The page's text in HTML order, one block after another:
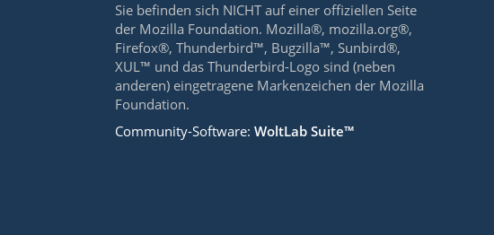
Sie befinden sich NICHT auf einer offiziellen Seite
der Mozilla Foundation. Mozilla®, mozilla.org®,
Firefox®, Thunderbird™, Bugzilla™, Sunbird®,
XUL™ und das Thunderbird-Logo sind (neben
anderen) eingetragene Markenzeichen der Mozilla
Foundation.
Community-Software:WoltLab Suite™